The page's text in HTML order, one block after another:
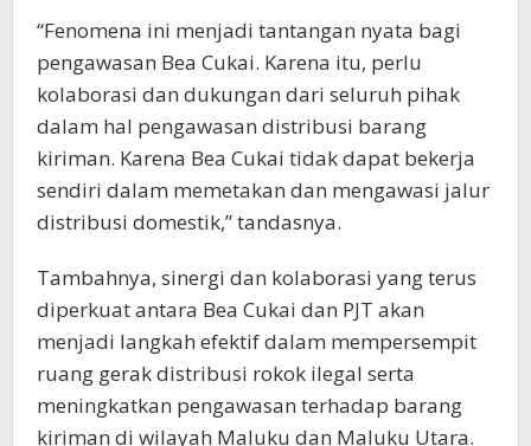
“Fenomena ini menjadi tantangan nyata bagi
pengawasan Bea Cukai. Karena itu, perlu
kolaborasi dan dukungan dari seluruh pihak
dalam hal pengawasan distribusi barang
kiriman. Karena Bea Cukai tidak dapat bekerja
sendiri dalam memetakan dan mengawasi jalur
distribusi domestik,” tandasnya.
Tambahnya, sinergi dan kolaborasi yang terus
diperkuat antara Bea Cukai dan PJT akan
menjadi langkah efektif dalam mempersempit
ruang gerak distribusi rokok ilegal serta
meningkatkan pengawasan terhadap barang
kiriman di wilayah Maluku dan Maluku Utara.